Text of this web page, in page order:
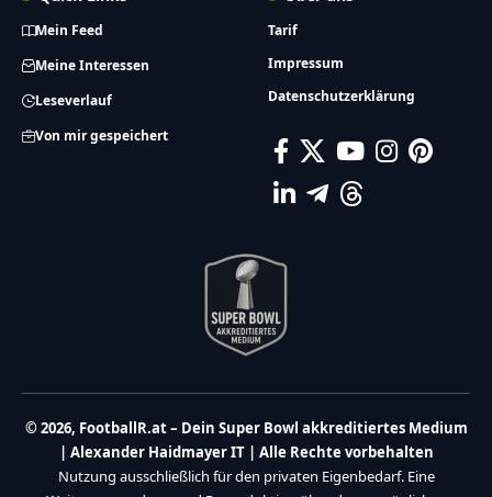
Mein Feed
Meine Interessen
Leseverlauf
Von mir gespeichert
Tarif
Impressum
Datenschutzerklärung
© 2026, FootballR.at – Dein Super Bowl akkreditiertes Medium
| Alexander Haidmayer IT | Alle Rechte vorbehalten
Nutzung ausschließlich für den privaten Eigenbedarf. Eine